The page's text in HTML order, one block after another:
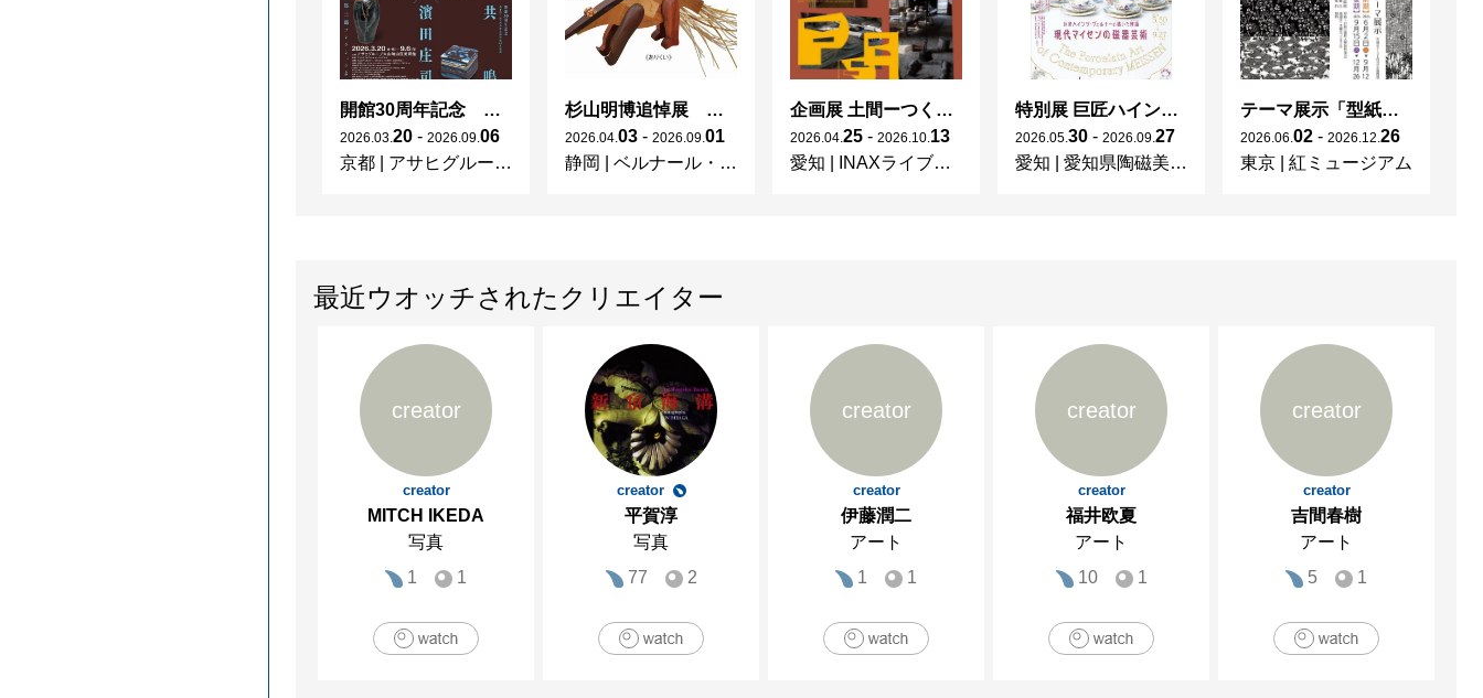
開館30周年記念 山本爲三郎・河井寬次郎没後60年記念 「共鳴 河井寬次郎 × 濱田庄司 ー山本爲三郎コレクションより」
2026 03 20 - 2026 09 06
京都
アサヒグループ大山崎山荘美術館
杉山明博追悼展 木とわたし―木工の妙技と美術教育
2026 04 03 - 2026 09 01
静岡
ベルナール・ビュフェ美術館
企画展 土間ーつくって、つかって、再発見ー
2026 04 25 - 2026 10 13
愛知
INAXライブミュージアム
特別展 巨匠ハインツ・ヴェルナーの描いた物語（メルヘン） ー現代マイセンの磁器芸術ー
2026 05 30 - 2026 09 27
愛知
愛知県陶磁美術館
テーマ展示「型紙 KATAGAMI Collection」
2026 06 02 - 2026 12 26
東京
紅ミュージアム
最近ウオッチされたクリエイター
creator
creator
MITCH IKEDA
写真
1
1
creator
平賀淳
写真
77
2
creator
creator
伊藤潤二
アート
1
1
creator
creator
福井欧夏
アート
10
1
creator
creator
吉間春樹
アート
5
1